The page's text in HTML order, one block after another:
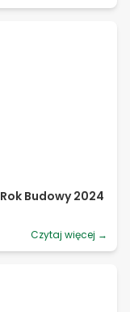
Budowy 2024
Czytaj więcej →